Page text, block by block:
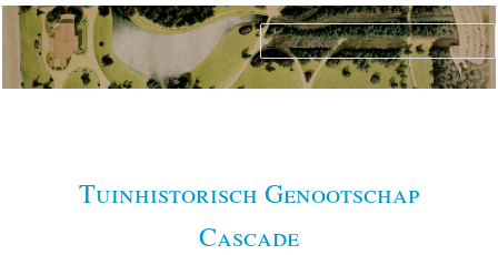
Spring
naar
primaire
Tuinhistorisch Genootschap
Cascade